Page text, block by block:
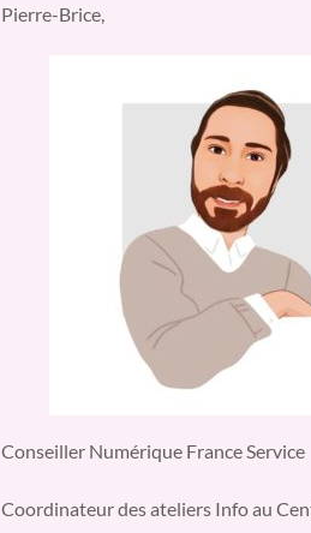
Pierre-Brice,
Conseiller Numérique France Service
Coordinateur des ateliers Info au